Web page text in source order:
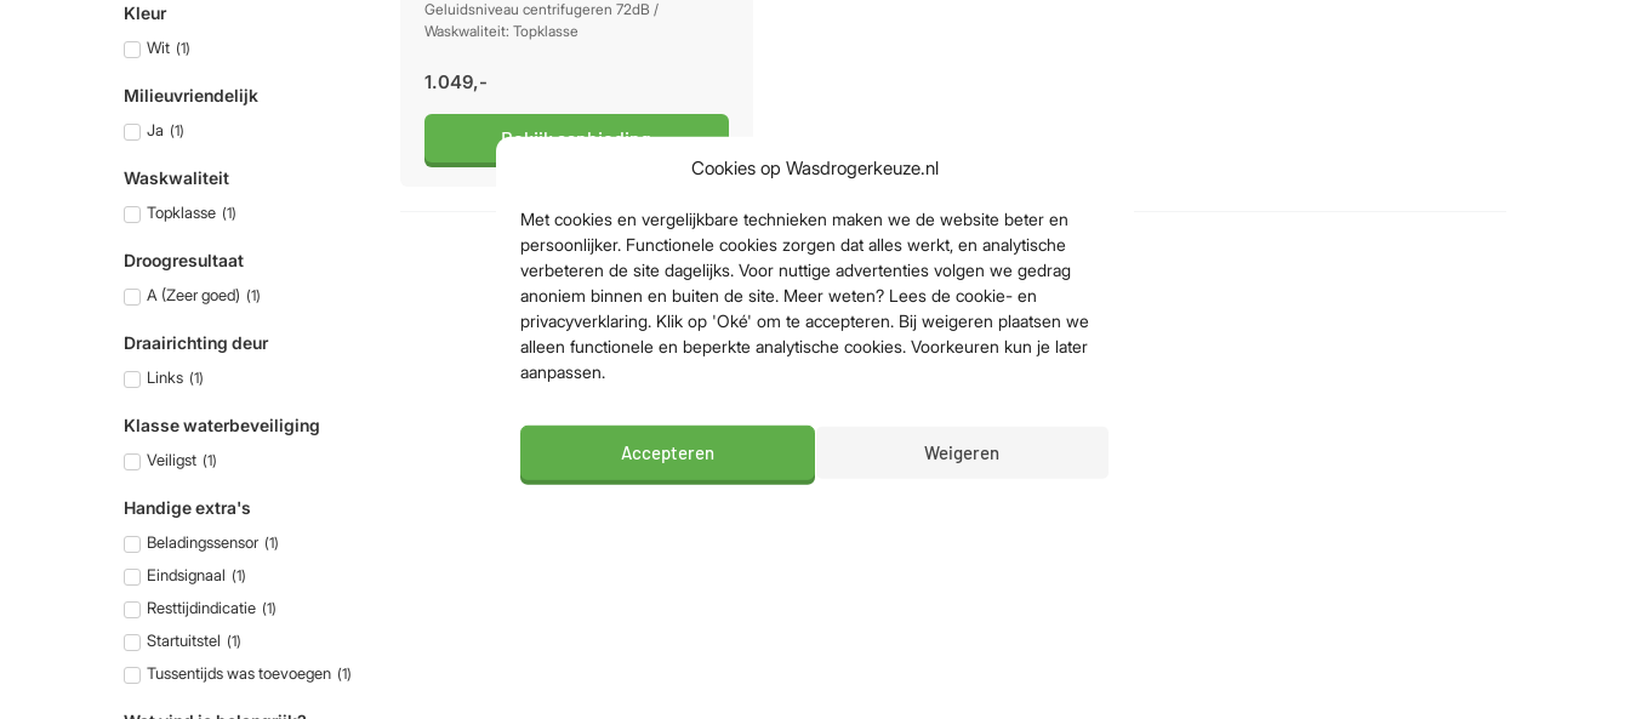
Cookies op Wasdrogerkeuze.nl
Met cookies en vergelijkbare technieken maken we de website beter en
persoonlijker. Functionele cookies zorgen dat alles werkt, en analytische
verbeteren de site dagelijks. Voor nuttige advertenties volgen we gedrag
anoniem binnen en buiten de site. Meer weten? Lees de cookie- en
privacyverklaring. Klik op 'Oké' om te accepteren. Bij weigeren plaatsen we
alleen functionele en beperkte analytische cookies. Voorkeuren kun je later
aanpassen.
Accepteren Weigeren
Kleur
Wit (1)
Milieuvriendelijk
Ja (1)
Waskwaliteit
Topklasse (1)
Droogresultaat
A (Zeer goed) (1)
Draairichting deur
Links (1)
Klasse waterbeveiliging
Veiligst (1)
Handige extra's
Beladingssensor (1)
Eindsignaal (1)
Resttijdindicatie (1)
Startuitstel (1)
Tussentijds was toevoegen (1)
Geluidsniveau centrifugeren 72dB /
Waskwaliteit: Topklasse
1.049,-
Bekijk aanbieding